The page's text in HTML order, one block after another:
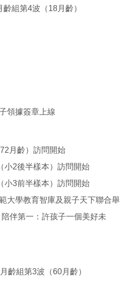
組第4波（18月齡）
領據簽章上線
月齡）訪問開始
小2後半樣本）訪問開始
小3前半樣本）訪問開始
大學教育智庫及親子天下聯合舉
伴第一：許孩子一個美好未
齡組第3波（60月齡）